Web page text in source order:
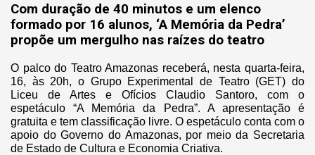
Com duração de 40 minutos e um elenco
formado por 16 alunos, ‘A Memória da Pedra’
propõe um mergulho nas raízes do teatro
O palco do Teatro Amazonas receberá, nesta quarta-feira,
16, às 20h, o Grupo Experimental de Teatro (GET) do
Liceu de Artes e Ofícios Claudio Santoro, com o
espetáculo “A Memória da Pedra”. A apresentação é
gratuita e tem classificação livre. O espetáculo conta com o
apoio do Governo do Amazonas, por meio da Secretaria
de Estado de Cultura e Economia Criativa.